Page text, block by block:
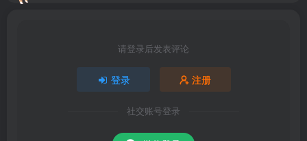
请登录后发表评论
登录 注册
社交账号登录